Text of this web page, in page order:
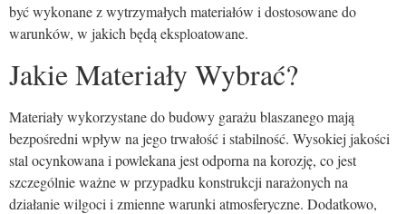
być wykonane z wytrzymałych materiałów i dostosowane do
warunków, w jakich będą eksploatowane.
Jakie Materiały Wybrać?
Materiały wykorzystane do budowy garażu blaszanego mają
bezpośredni wpływ na jego trwałość i stabilność. Wysokiej jakości
stal ocynkowana i powlekana jest odporna na korozję, co jest
szczególnie ważne w przypadku konstrukcji narażonych na
działanie wilgoci i zmienne warunki atmosferyczne. Dodatkowo,